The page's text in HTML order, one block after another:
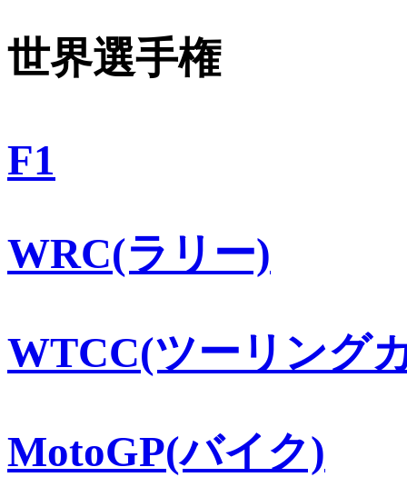
世界選手権
F1
WRC(ラリー)
WTCC(ツーリング
MotoGP(バイク)